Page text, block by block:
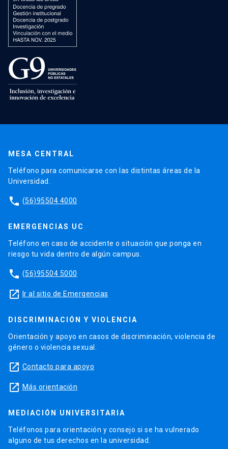
MESA CENTRAL
Teléfono para comunicarse con las distintas áreas de la
Universidad.
phone (56)95504 4000
EMERGENCIAS UC
Teléfono en caso de accidente o situación que ponga en
riesgo tu vida dentro de algún campus.
phone (56)95504 5000
launch Ir al sitio de Emergencias
DISCRIMINACIÓN Y VIOLENCIA
Orientación y apoyo en casos de discriminación, violencia de
género o violencia sexual.
launch Contacto para apoyo
launch Más orientación
MEDIACIÓN UNIVERSITARIA
Teléfonos para orientación y consejo si se ha vulnerado
alguno de tus derechos en la universidad.